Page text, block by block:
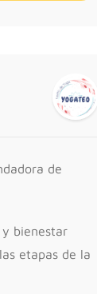
de
y bienestar
etapas de la